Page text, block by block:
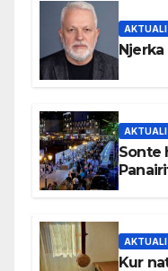
Sonte
Kur